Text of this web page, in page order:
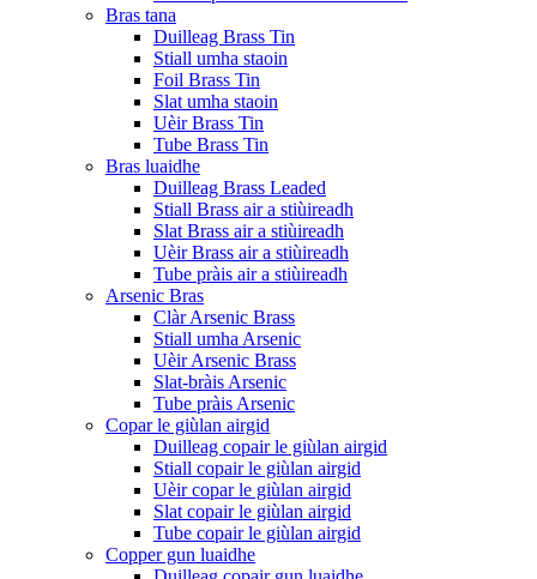
Bras tana
Duilleag Brass Tin
Stiall umha staoin
Foil Brass Tin
Slat umha staoin
Uèir Brass Tin
Tube Brass Tin
Bras luaidhe
Duilleag Brass Leaded
Stiall Brass air a stiùireadh
Slat Brass air a stiùireadh
Uèir Brass air a stiùireadh
Tube pràis air a stiùireadh
Arsenic Bras
Clàr Arsenic Brass
Stiall umha Arsenic
Uèir Arsenic Brass
Slat-bràis Arsenic
Tube pràis Arsenic
Copar le giùlan airgid
Duilleag copair le giùlan airgid
Stiall copair le giùlan airgid
Uèir copar le giùlan airgid
Slat copair le giùlan airgid
Tube copair le giùlan airgid
Copper gun luaidhe